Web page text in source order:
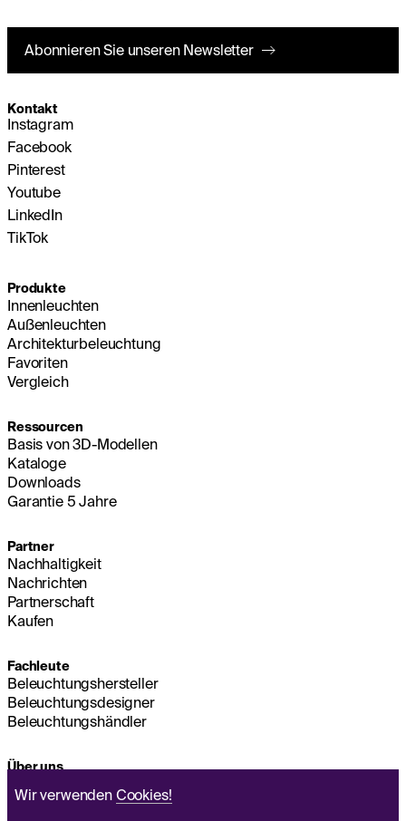
Wir verwenden Cookies!
Abonnieren Sie unseren Newsletter
Kontakt
Instagram
Facebook
Pinterest
Youtube
LinkedIn
TikTok
Produkte
Innenleuchten
Außenleuchten
Architekturbeleuchtung
Favoriten
Vergleich
Ressourcen
Basis von 3D-Modellen
Kataloge
Downloads
Garantie 5 Jahre
Partner
Nachhaltigkeit
Nachrichten
Partnerschaft
Kaufen
Fachleute
Beleuchtungshersteller
Beleuchtungsdesigner
Beleuchtungshändler
Über uns
Hauptsitz